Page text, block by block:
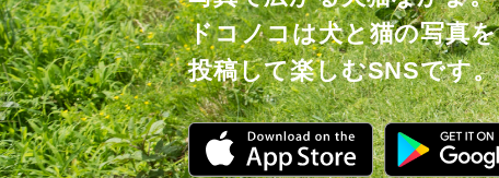
ドコノコは犬と猫の写真を
投稿して楽しむSNSです。